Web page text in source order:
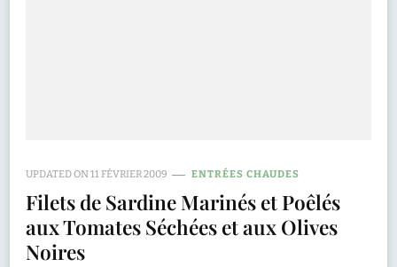
UPDATED ON11 FÉVRIER 2009 ENTRÉES CHAUDES
Filets de Sardine Marinés et Poêlés
aux Tomates Séchées et aux Olives
Noires